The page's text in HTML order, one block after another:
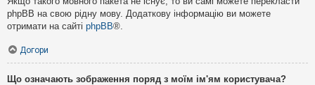
phpBB на свою рідну мову. Додаткову інформацію ви можете
отримати на сайті phpBB®.
Догори
Що означають зображення поряд з моїм ім'ям користувача?